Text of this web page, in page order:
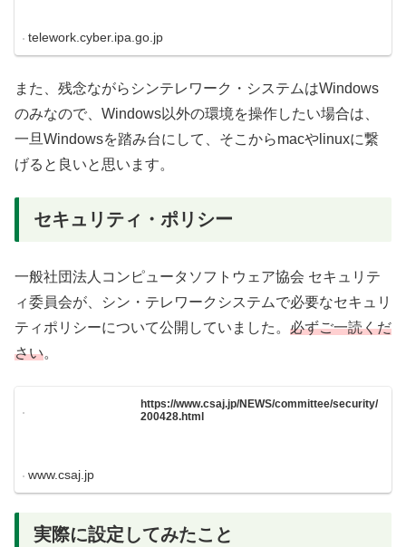
telework.cyber.ipa.go.jp
また、残念ながらシンテレワーク・システムはWindows
のみなので、Windows以外の環境を操作したい場合は、
一旦Windowsを踏み台にして、そこからmacやlinuxに繋
げると良いと思います。
セキュリティ・ポリシー
一般社団法人コンピュータソフトウェア協会 セキュリテ
ィ委員会が、シン・テレワークシステムで必要なセキュリ
ティポリシーについて公開していました。 必ずご一読くだ
さい。
https://www.csaj.jp/NEWS/committee/security/
200428.html
www.csaj.jp
実際に設定してみたこと